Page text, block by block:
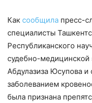
Как сообщила пресс-
специалисты
Республиканского
судебно-медицинской
Абдулазиза Юсупова и
заболеванием
была признана